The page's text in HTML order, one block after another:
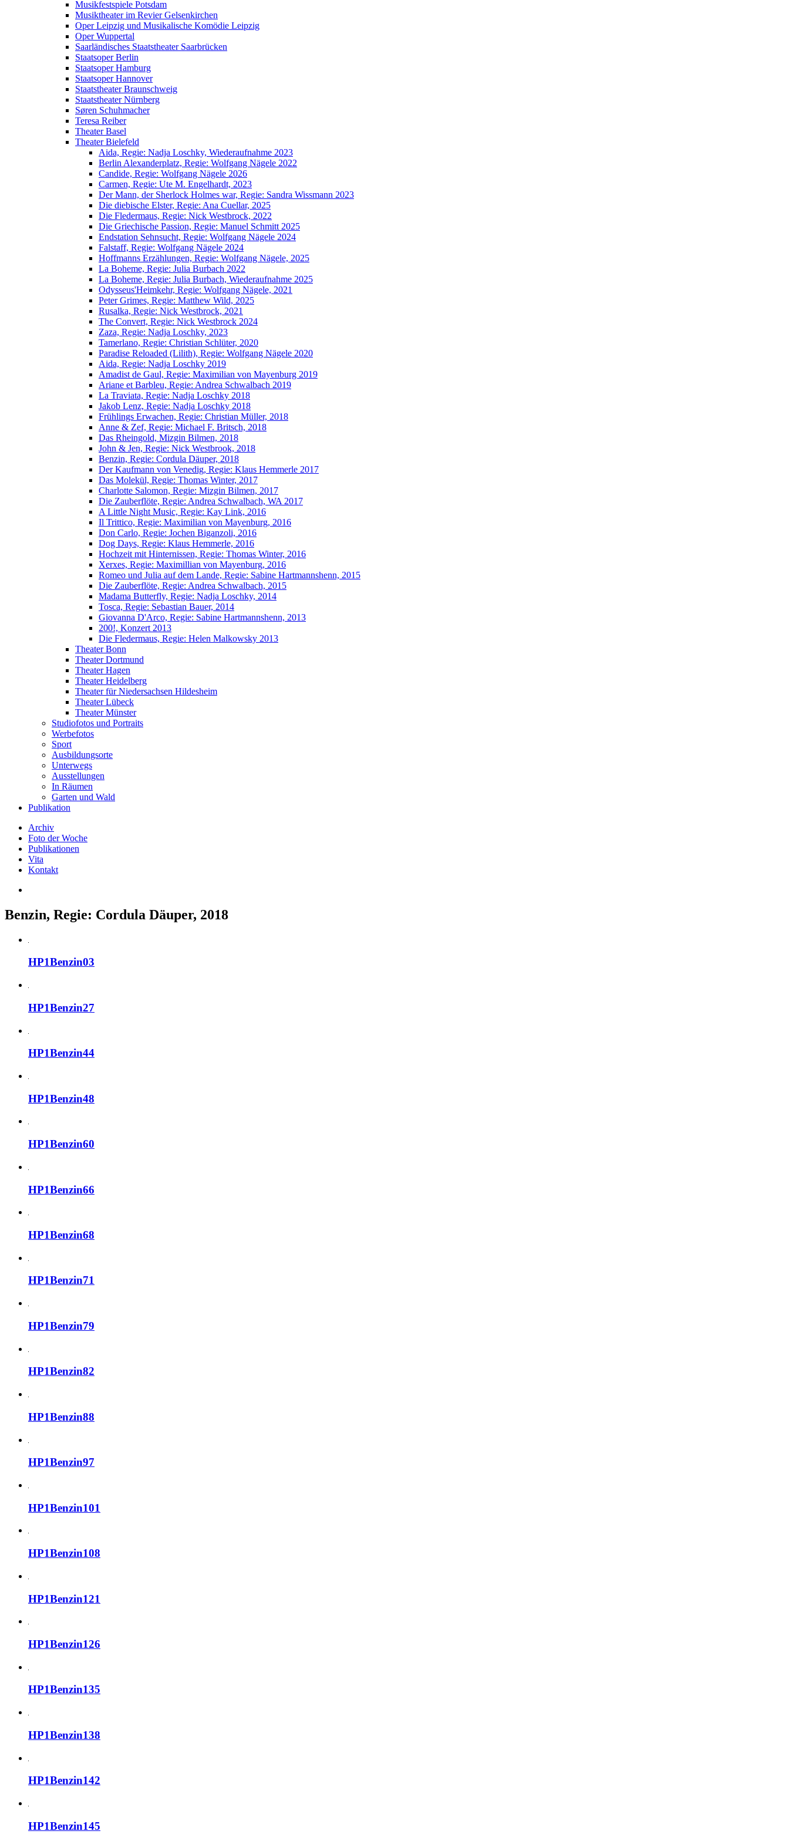
Musikfestspiele Potsdam
Musiktheater im Revier Gelsenkirchen
Oper Leipzig und Musikalische Komödie Leipzig
Oper Wuppertal
Saarländisches Staatstheater Saarbrücken
Staatsoper Berlin
Staatsoper Hamburg
Staatsoper Hannover
Staatstheater Braunschweig
Staatstheater Nürnberg
Søren Schuhmacher
Teresa Reiber
Theater Basel
Theater Bielefeld
Aida, Regie: Nadja Loschky, Wiederaufnahme 2023
Berlin Alexanderplatz, Regie: Wolfgang Nägele 2022
Candide, Regie: Wolfgang Nägele 2026
Carmen, Regie: Ute M. Engelhardt, 2023
Der Mann, der Sherlock Holmes war, Regie: Sandra Wissmann 2023
Die diebische Elster, Regie: Ana Cuellar, 2025
Die Fledermaus, Regie: Nick Westbrock, 2022
Die Griechische Passion, Regie: Manuel Schmitt 2025
Endstation Sehnsucht, Regie: Wolfgang Nägele 2024
Falstaff, Regie: Wolfgang Nägele 2024
Hoffmanns Erzählungen, Regie: Wolfgang Nägele, 2025
La Boheme, Regie: Julia Burbach 2022
La Boheme, Regie: Julia Burbach, Wiederaufnahme 2025
Odysseus'Heimkehr, Regie: Wolfgang Nägele, 2021
Peter Grimes, Regie: Matthew Wild, 2025
Rusalka, Regie: Nick Westbrock, 2021
The Convert, Regie: Nick Westbrock 2024
Zaza, Regie: Nadja Loschky, 2023
Tamerlano, Regie: Christian Schlüter, 2020
Paradise Reloaded (Lilith), Regie: Wolfgang Nägele 2020
Aida, Regie: Nadja Loschky 2019
Amadist de Gaul, Regie: Maximilian von Mayenburg 2019
Ariane et Barbleu, Regie: Andrea Schwalbach 2019
La Traviata, Regie: Nadja Loschky 2018
Jakob Lenz, Regie: Nadja Loschky 2018
Frühlings Erwachen, Regie: Christian Müller, 2018
Anne & Zef, Regie: Michael F. Britsch, 2018
Das Rheingold, Mizgin Bilmen, 2018
John & Jen, Regie: Nick Westbrook, 2018
Benzin, Regie: Cordula Däuper, 2018
Der Kaufmann von Venedig, Regie: Klaus Hemmerle 2017
Das Molekül, Regie: Thomas Winter, 2017
Charlotte Salomon, Regie: Mizgin Bilmen, 2017
Die Zauberflöte, Regie: Andrea Schwalbach, WA 2017
A Little Night Music, Regie: Kay Link, 2016
Il Trittico, Regie: Maximilian von Mayenburg, 2016
Don Carlo, Regie: Jochen Biganzoli, 2016
Dog Days, Regie: Klaus Hemmerle, 2016
Hochzeit mit Hinternissen, Regie: Thomas Winter, 2016
Xerxes, Regie: Maximillian von Mayenburg, 2016
Romeo und Julia auf dem Lande, Regie: Sabine Hartmannshenn, 2015
Die Zauberflöte, Regie: Andrea Schwalbach, 2015
Madama Butterfly, Regie: Nadja Loschky, 2014
Tosca, Regie: Sebastian Bauer, 2014
Giovanna D'Arco, Regie: Sabine Hartmannshenn, 2013
200!, Konzert 2013
Die Fledermaus, Regie: Helen Malkowsky 2013
Theater Bonn
Theater Dortmund
Theater Hagen
Theater Heidelberg
Theater für Niedersachsen Hildesheim
Theater Lübeck
Theater Münster
Studiofotos und Portraits
Werbefotos
Sport
Ausbildungsorte
Unterwegs
Ausstellungen
In Räumen
Garten und Wald
Publikation
Archiv
Foto der Woche
Publikationen
Vita
Kontakt
Benzin, Regie: Cordula Däuper, 2018
HP1Benzin03
HP1Benzin27
HP1Benzin44
HP1Benzin48
HP1Benzin60
HP1Benzin66
HP1Benzin68
HP1Benzin71
HP1Benzin79
HP1Benzin82
HP1Benzin88
HP1Benzin97
HP1Benzin101
HP1Benzin108
HP1Benzin121
HP1Benzin126
HP1Benzin135
HP1Benzin138
HP1Benzin142
HP1Benzin145